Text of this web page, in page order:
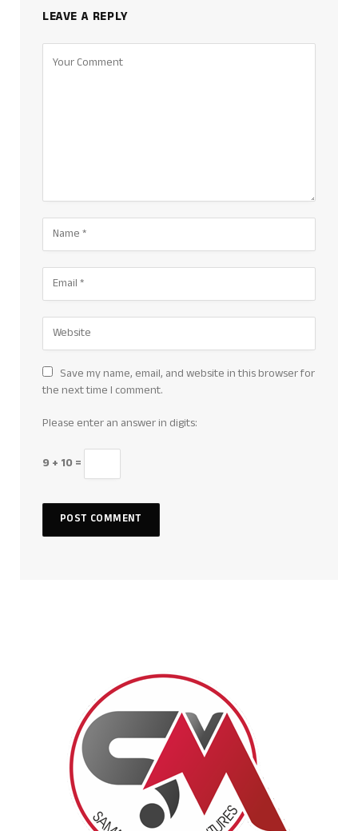
LEAVE A REPLY
Save my name, email, and website in this browser for
the next time I comment.
Please enter an answer in digits:
9 + 10 =